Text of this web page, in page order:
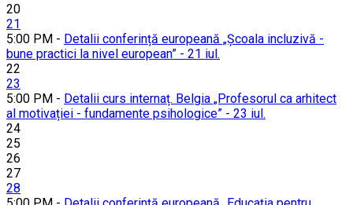
20
21
5:00 PM - Detalii conferință europeană „Școala incluzivă -
bune practici la nivel european” - 21 iul.
22
23
5:00 PM - Detalii curs internaț. Belgia „Profesorul ca arhitect
al motivației - fundamente psihologice” - 23 iul.
24
25
26
27
28